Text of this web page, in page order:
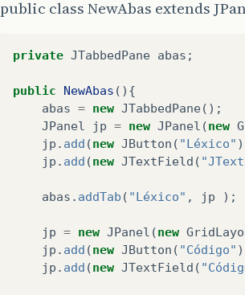
public class NewAbas extends
private JTabbedPane abas ;
public NewAbas (){
abas = new JTabbedPane();
JPanel
jp = new JPanel (new
jp . add (new JButton ( "Léxico"
jp . add (new JTextField (
abas . addTab ( "Léxico" , jp );
jp = new JPanel (new
jp . add (new JButton ( "Código"
jp . add (new JTextField (